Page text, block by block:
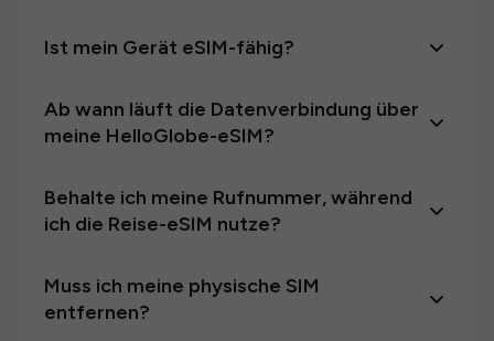
Ist mein Gerät eSIM-fähig?
Ab wann läuft die Datenverbindung über
meine HelloGlobe-eSIM?
Behalte ich meine Rufnummer, während
ich die Reise-eSIM nutze?
Muss ich meine physische SIM
entfernen?